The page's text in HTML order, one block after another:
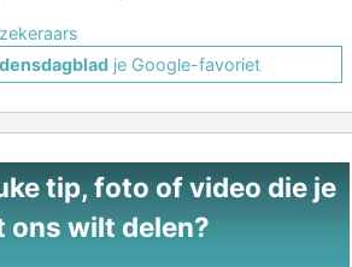
je Google-favoriet
tip, foto of video die je
ons wilt delen?